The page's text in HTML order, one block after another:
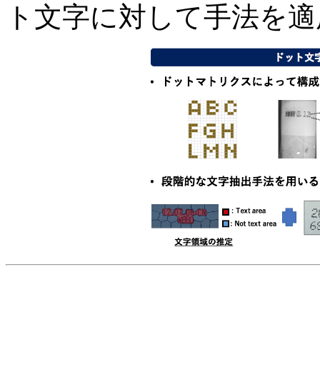
ト文字に対して手法を